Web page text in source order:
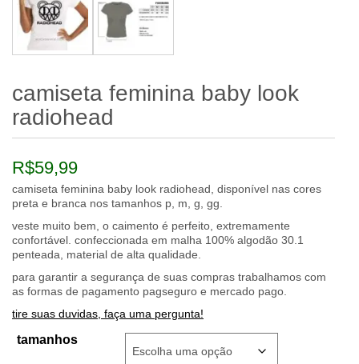
camiseta feminina baby look
radiohead
R$59,99
camiseta feminina baby look radiohead, disponível nas cores
preta e branca nos tamanhos p, m, g, gg.
veste muito bem, o caimento é perfeito, extremamente
confortável. confeccionada em malha 100% algodão 30.1
penteada, material de alta qualidade.
para garantir a segurança de suas compras trabalhamos com
as formas de pagamento pagseguro e mercado pago.
tire suas duvidas, faça uma pergunta!
tamanhos